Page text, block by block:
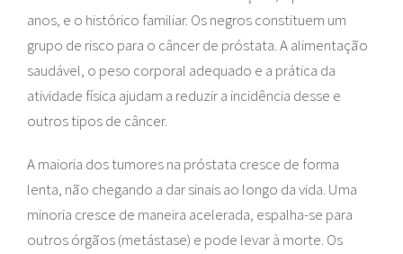
anos, e o histórico familiar. Os negros constituem um
grupo de risco para o câncer de próstata. A alimentação
saudável, o peso corporal adequado e a prática da
atividade física ajudam a reduzir a incidência desse e
outros tipos de câncer.
A maioria dos tumores na próstata cresce de forma
lenta, não chegando a dar sinais ao longo da vida. Uma
minoria cresce de maneira acelerada, espalha-se para
outros órgãos (metástase) e pode levar à morte. Os